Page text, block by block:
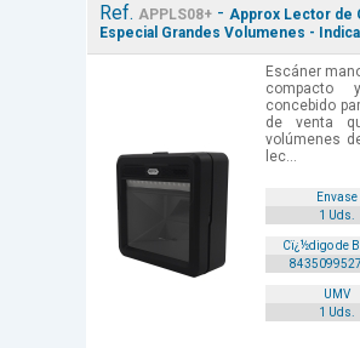
Ref. APPLS08+ - Approx Lector de
Especial Grandes Volumenes -
Escáner
compacto
concebido
de venta
volúmenes
lec...
Envase
1 Uds.
Cï¿½digo de
UMV
1 Uds.